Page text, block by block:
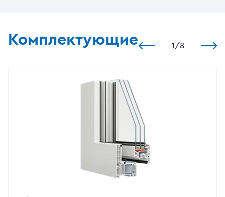
Комплектующие 1 /8